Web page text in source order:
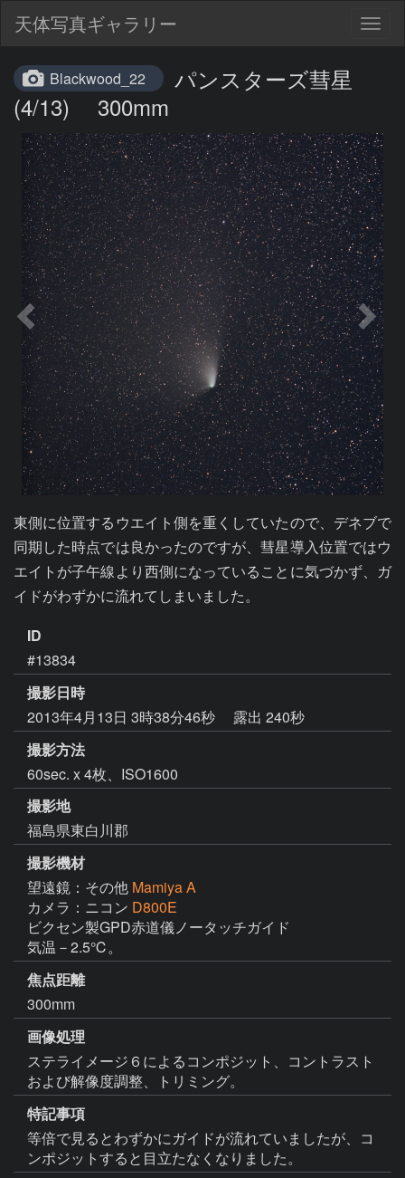
天体写真ギャラリー
Blackwood_22
パンスターズ彗星
(4/13) 300mm
東側に位置するウエイト側を重くしていたので、デネブで
同期した時点では良かったのですが、彗星導入位置ではウ
エイトが子午線より西側になっていることに気づかず、ガ
イドがわずかに流れてしまいました。
ID
#13834
撮影日時
2013年4月13日 3時38分46秒
露出 240秒
撮影方法
60sec. x 4枚、ISO1600
撮影地
福島県東白川郡
撮影機材
望遠鏡：その他 Mamiya A
カメラ：ニコン D800E
ビクセン製GPD赤道儀ノータッチガイド
気温－2.5℃。
焦点距離
300mm
画像処理
ステライメージ６によるコンポジット、コントラスト
および解像度調整、トリミング。
特記事項
等倍で見るとわずかにガイドが流れていましたが、コ
ンポジットすると目立たなくなりました。